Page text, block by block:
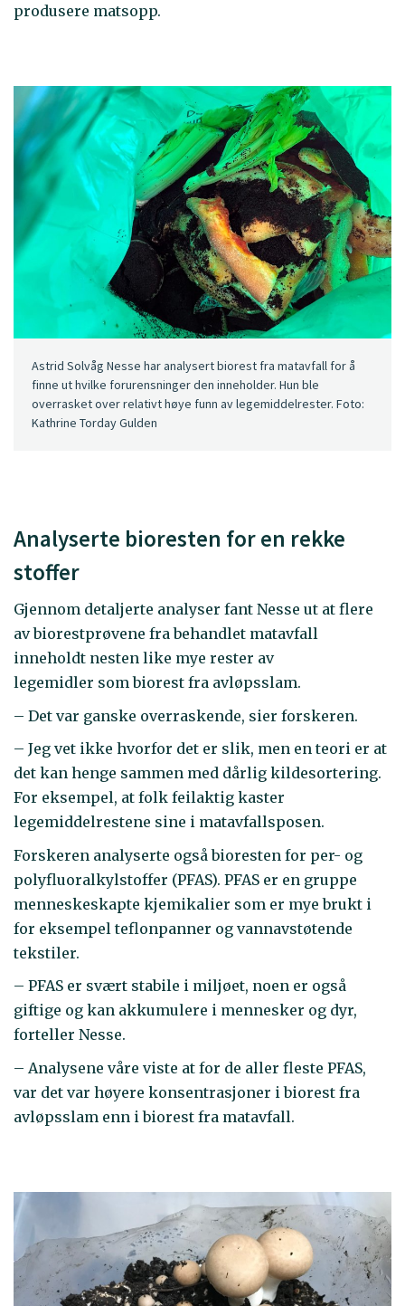
produsere matsopp.
Astrid Solvåg Nesse har analysert biorest fra matavfall for å
finne ut hvilke forurensninger den inneholder. Hun ble
overrasket over relativt høye funn av legemiddelrester. Foto:
Kathrine Torday Gulden
Analyserte bioresten for en rekke
stoffer
Gjennom detaljerte analyser fant Nesse ut at flere
av biorestprøvene fra behandlet matavfall
inneholdt nesten like mye rester av
legemidler som biorest fra avløpsslam.
– Det var ganske overraskende, sier forskeren.
– Jeg vet ikke hvorfor det er slik, men en teori er at
det kan henge sammen med dårlig kildesortering.
For eksempel, at folk feilaktig kaster
legemiddelrestene sine i matavfallsposen.
Forskeren analyserte også bioresten for per- og
polyfluoralkylstoffer (PFAS). PFAS er en gruppe
menneskeskapte kjemikalier som er mye brukt i
for eksempel teflonpanner og vannavstøtende
tekstiler.
– PFAS er svært stabile i miljøet, noen er også
giftige og kan akkumulere i mennesker og dyr,
forteller Nesse.
– Analysene våre viste at for de aller fleste PFAS,
var det var høyere konsentrasjoner i biorest fra
avløpsslam enn i biorest fra matavfall.